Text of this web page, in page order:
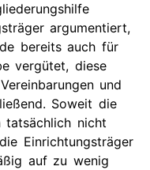
argumentiert,
bereits auch für
vergütet, diese
und
Soweit die
tatsächlich nicht
Einrichtungsträger
auf zu wenig